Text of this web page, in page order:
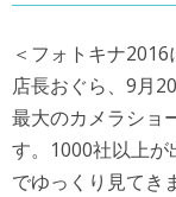
＜フォトキナ
店長おぐら、9月
最大のカメラショ
す。1000社以上
でゆっくり見てき